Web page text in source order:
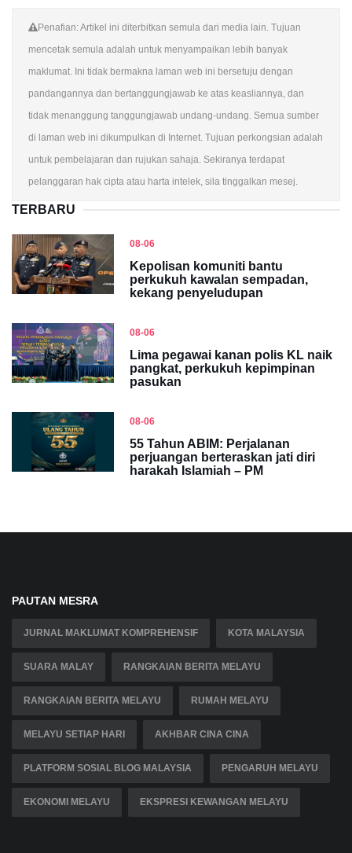
Penafian: Artikel ini diterbitkan semula dari media lain. Tujuan
mencetak semula adalah untuk menyampaikan lebih banyak
maklumat. Ini tidak bermakna laman web ini bersetuju dengan
pandangannya dan bertanggungjawab ke atas keasliannya, dan
tidak menanggung tanggungjawab undang-undang. Semua sumber
di laman web ini dikumpulkan di Internet. Tujuan perkongsian adalah
untuk pembelajaran dan rujukan sahaja. Sekiranya terdapat
pelanggaran hak cipta atau harta intelek, sila tinggalkan mesej.
TERBARU
08-06
Kepolisan komuniti bantu
perkukuh kawalan sempadan,
kekang penyeludupan
08-06
Lima pegawai kanan polis KL naik
pangkat, perkukuh kepimpinan
pasukan
08-06
55 Tahun ABIM: Perjalanan
perjuangan berteraskan jati diri
harakah Islamiah – PM
PAUTAN MESRA
JURNAL MAKLUMAT KOMPREHENSIF KOTA MALAYSIA
SUARA MALAY RANGKAIAN BERITA MELAYU
RANGKAIAN BERITA MELAYU RUMAH MELAYU
MELAYU SETIAP HARI AKHBAR CINA CINA
PLATFORM SOSIAL BLOG MALAYSIA PENGARUH MELAYU
EKONOMI MELAYU EKSPRESI KEWANGAN MELAYU